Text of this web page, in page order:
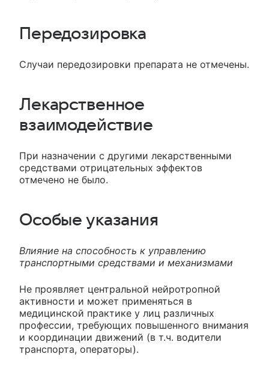
Передозировка
Случаи передозировки препарата не отмечены.
Лекарственное
взаимодействие
При назначении с другими лекарственными
средствами отрицательных эффектов
отмечено не было.
Особые указания
Влияние на способность к управлению
транспортными средствами и механизмами
Не проявляет центральной нейротропной
активности и может применяться в
медицинской практике у лиц различных
профессии, требующих повышенного внимания
и координации движений (в т.ч. водители
транспорта, операторы).